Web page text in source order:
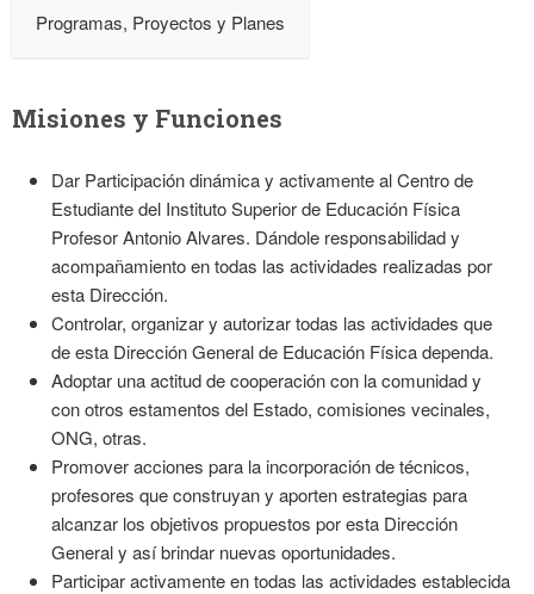
Programas, Proyectos y Planes
Misiones y Funciones
Dar Participación dinámica y activamente al Centro de
Estudiante del Instituto Superior de Educación Física
Profesor Antonio Alvares. Dándole responsabilidad y
acompañamiento en todas las actividades realizadas por
esta Dirección.
Controlar, organizar y autorizar todas las actividades que
de esta Dirección General de Educación Física dependa.
Adoptar una actitud de cooperación con la comunidad y
con otros estamentos del Estado, comisiones vecinales,
ONG, otras.
Promover acciones para la incorporación de técnicos,
profesores que construyan y aporten estrategias para
alcanzar los objetivos propuestos por esta Dirección
General y así brindar nuevas oportunidades.
Participar activamente en todas las actividades establecida